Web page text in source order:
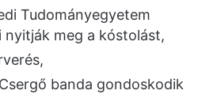
Tudományegyetem
meg a kóstolást,
banda gondoskodik